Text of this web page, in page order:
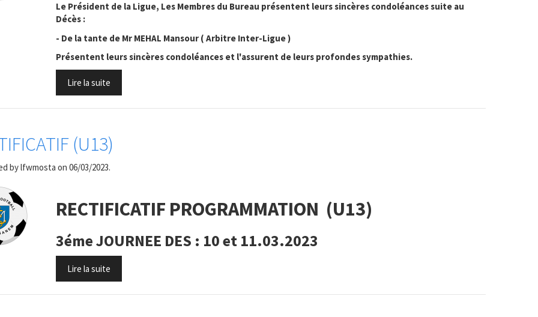
Le Président de la Ligue, Les Membres du Bureau présentent leurs sincères condoléances suite au
Décès :
- De la tante de Mr MEHAL Mansour ( Arbitre Inter-Ligue )
Présentent leurs sincères condoléances et l'assurent de leurs profondes sympathies.
Lire la suite
(U13)
bylfwmosta on 06/03/2023.
RECTIFICATIF PROGRAMMATION (U13)
3éme JOURNEE DES : 10 et 11.03.2023
Lire la suite